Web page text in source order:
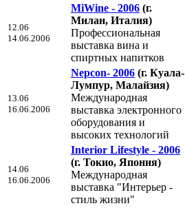
12.06
14.06.2006
MiWine - 2006 (г.
Милан, Италия)
Профессиональная
выставка вина и
спиртных напитков
13.06
16.06.2006
Nepcon- 2006 (г. Куала-
Лумпур, Малайзия)
Международная
выставка электронного
оборудования и
высоких технологий
14.06
16.06.2006
Interior Lifestyle - 2006
(г. Токио, Япония)
Международная
выставка "Интерьер -
стиль жизни"